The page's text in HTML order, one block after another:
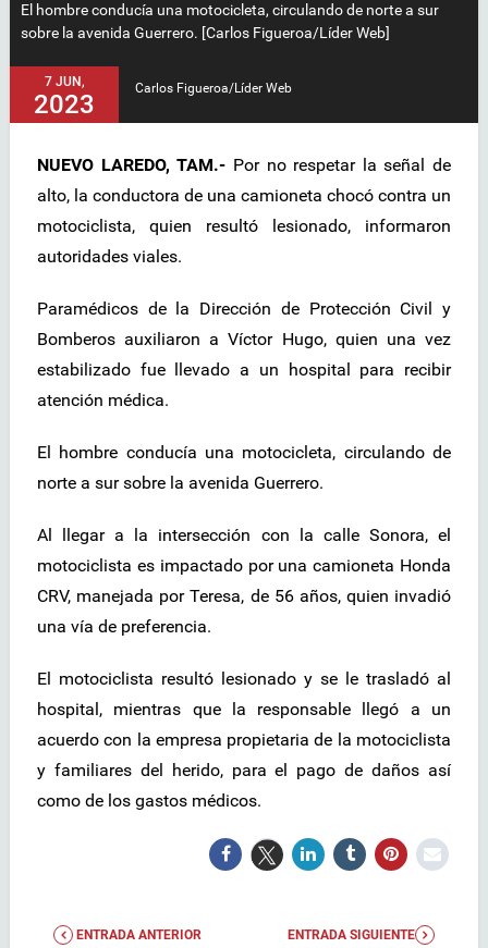
El hombre conducía una motocicleta, circulando de norte a sur
sobre la avenida Guerrero. [Carlos Figueroa/Líder Web]
7 JUN,
2023
Carlos Figueroa/Líder Web
NUEVO LAREDO, TAM.- Por no respetar la señal de
alto, la conductora de una camioneta chocó contra un
motociclista, quien resultó lesionado, informaron
autoridades viales.
Paramédicos de la Dirección de Protección Civil y
Bomberos auxiliaron a Víctor Hugo, quien una vez
estabilizado fue llevado a un hospital para recibir
atención médica.
El hombre conducía una motocicleta, circulando de
norte a sur sobre la avenida Guerrero.
Al llegar a la intersección con la calle Sonora, el
motociclista es impactado por una camioneta Honda
CRV, manejada por Teresa, de 56 años, quien invadió
una vía de preferencia.
El motociclista resultó lesionado y se le trasladó al
hospital, mientras que la responsable llegó a un
acuerdo con la empresa propietaria de la motociclista
y familiares del herido, para el pago de daños así
como de los gastos médicos.
ENTRADA ANTERIOR ENTRADA SIGUIENTE